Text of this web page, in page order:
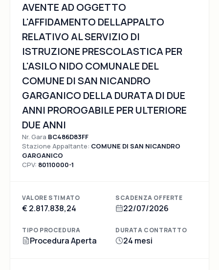
AVENTE AD OGGETTO
L'AFFIDAMENTO DELLAPPALTO
RELATIVO AL SERVIZIO DI
ISTRUZIONE PRESCOLASTICA PER
L'ASILO NIDO COMUNALE DEL
COMUNE DI SAN NICANDRO
GARGANICO DELLA DURATA DI DUE
ANNI PROROGABILE PER ULTERIORE
DUE ANNI
Nr. Gara BC486D83FF
Stazione Appaltante: COMUNE DI SAN NICANDRO
GARGANICO
CPV: 80110000-1
VALORE STIMATO
€ 2.817.838,24
SCADENZA OFFERTE
22/07/2026
TIPO PROCEDURA
Procedura Aperta
DURATA CONTRATTO
24 mesi